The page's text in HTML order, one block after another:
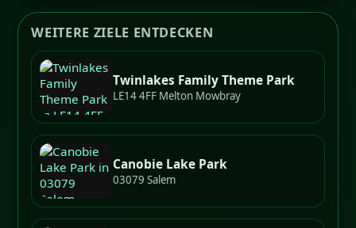
WEITERE ZIELE ENTDECKEN
Twinlakes Family Theme Park
LE14 4FF Melton Mowbray
Canobie Lake Park
03079 Salem